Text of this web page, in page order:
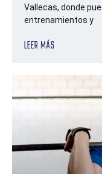
Vallecas, donde
entrenamientos y
LEER MÁS